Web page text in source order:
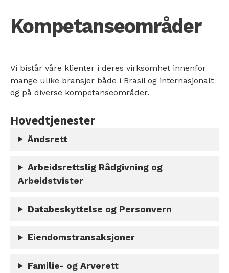
Kompetanseområder
Vi bistår våre klienter i deres virksomhet innenfor
mange ulike bransjer både i Brasil og internasjonalt
og på diverse kompetanseområder.
Hovedtjenester
Åndsrett
Arbeidsrettslig Rådgivning og
Arbeidstvister
Databeskyttelse og Personvern
Eiendomstransaksjoner
Familie- og Arverett